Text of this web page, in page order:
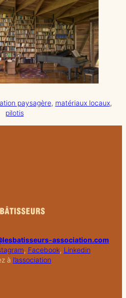
paysagère, matériaux locaux
pilotis
association.com
, Facebook, Linkedin
à l’association